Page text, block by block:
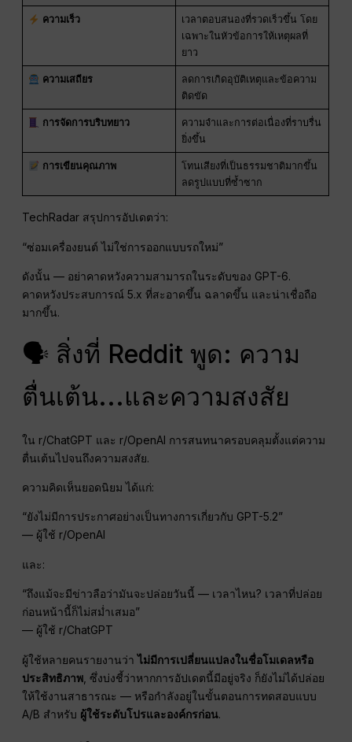
ความเร็ว
เวลาตอบสนองที่รวดเร็วขึ้น โดย
เฉพาะในหัวข้อการให้เหตุผลที่
ยาว
ความเสถียร
ลดการเกิดอุบัติเหตุและข้อความ
ติดขัด
การจัดการบริบทยาว
ความจำและการต่อเนื่องที่ราบรื่น
ยิ่งขึ้น
การเขียนคุณภาพ
โทนเสียงที่เป็นธรรมชาติมากขึ้น
ลดรูปแบบที่ซ้ำซาก
TechRadar สรุปการอัปเดตว่า:
“ซ่อมเครื่องยนต์ ไม่ใช่การออกแบบรถใหม่”
ดังนั้น — อย่าคาดหวังความสามารถในระดับของ GPT-6.
คาดหวังประสบการณ์ 5.x ที่สะอาดขึ้น ฉลาดขึ้น และน่าเชื่อถือ
มากขึ้น.
🗣 สิ่งที่ Reddit พูด: ความ
ตื่นเต้น...และความสงสัย
ใน r/ChatGPT และ r/OpenAI การสนทนาครอบคลุมตั้งแต่ความ
ตื่นเต้นไปจนถึงความสงสัย.
ความคิดเห็นยอดนิยม ได้แก่:
“ยังไม่มีการประกาศอย่างเป็นทางการเกี่ยวกับ GPT-5.2”
— ผู้ใช้ r/OpenAI
และ:
“ถึงแม้จะมีข่าวลือว่ามันจะปล่อยวันนี้ — เวลาไหน? เวลาที่ปล่อย
ก่อนหน้านี้ก็ไม่สม่ำเสมอ”
— ผู้ใช้ r/ChatGPT
ผู้ใช้หลายคนรายงานว่าไม่มีการเปลี่ยนแปลงในชื่อโมเดลหรือ
ประสิทธิภาพ , ซึ่งบ่งชี้ว่าหากการอัปเดตนี้มีอยู่จริง ก็ยังไม่ได้ปล่อย
ให้ใช้งานสาธารณะ — หรือกำลังอยู่ในขั้นตอนการทดสอบแบบ
A/B สำหรับ ผู้ใช้ระดับโปรและองค์กรก่อน.